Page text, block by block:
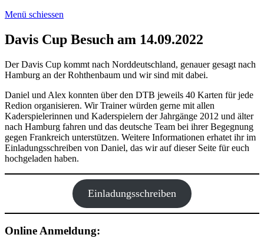
Menü schiessen
Davis Cup Besuch am 14.09.2022
Der Davis Cup kommt nach Norddeutschland, genauer gesagt nach
Hamburg an der Rohthenbaum und wir sind mit dabei.
Daniel und Alex konnten über den DTB jeweils 40 Karten für jede
Redion organisieren. Wir Trainer würden gerne mit allen
Kaderspielerinnen und Kaderspielern der Jahrgänge 2012 und älter
nach Hamburg fahren und das deutsche Team bei ihrer Begegnung
gegen Frankreich unterstützen. Weitere Informationen erhatet ihr im
Einladungsschreiben von Daniel, das wir auf dieser Seite für euch
hochgeladen haben.
Einladungsschreiben
Online Anmeldung: